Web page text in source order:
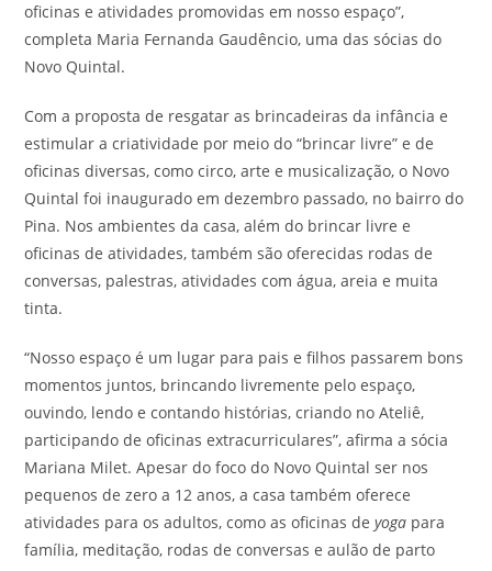
oficinas e atividades promovidas em nosso espaço”,
completa Maria Fernanda Gaudêncio, uma das sócias do
Novo Quintal.
Com a proposta de resgatar as brincadeiras da infância e
estimular a criatividade por meio do “brincar livre” e de
oficinas diversas, como circo, arte e musicalização, o Novo
Quintal foi inaugurado em dezembro passado, no bairro do
Pina. Nos ambientes da casa, além do brincar livre e
oficinas de atividades, também são oferecidas rodas de
conversas, palestras, atividades com água, areia e muita
tinta.
“Nosso espaço é um lugar para pais e filhos passarem bons
momentos juntos, brincando livremente pelo espaço,
ouvindo, lendo e contando histórias, criando no Ateliê,
participando de oficinas extracurriculares”, afirma a sócia
Mariana Milet. Apesar do foco do Novo Quintal ser nos
pequenos de zero a 12 anos, a casa também oferece
atividades para os adultos, como as oficinas deyoga para
família, meditação, rodas de conversas e aulão de parto